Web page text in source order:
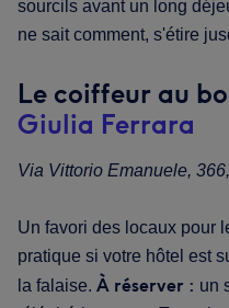
sourcils avant un long
ne sait comment, s'étire
Le coiffeur au
Giulia Ferrara
Via Vittorio Emanuele,
Un favori des locaux pour
pratique si votre hôtel est
la falaise. À réserver : un